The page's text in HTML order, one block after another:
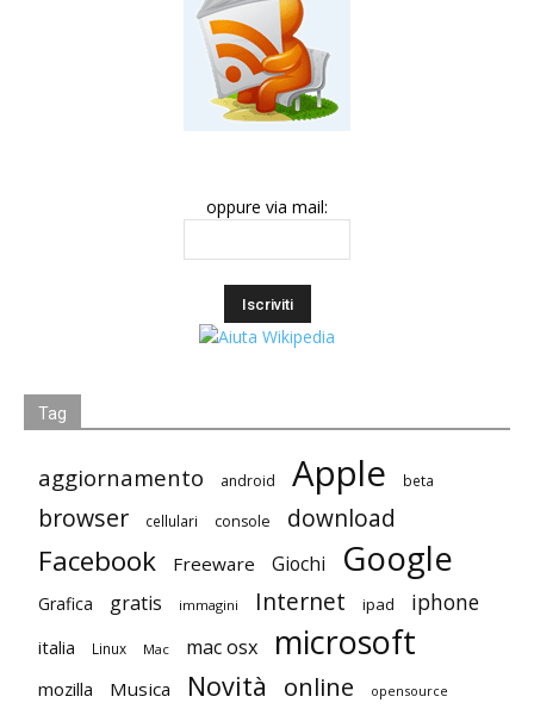
oppure via mail:
Tag
aggiornamento android Apple beta
browser cellulari console download
Facebook Freeware Giochi Google
Grafica gratis immagini Internet ipad iphone
italia Linux Mac mac osx microsoft
mozilla Musica Novità online opensource